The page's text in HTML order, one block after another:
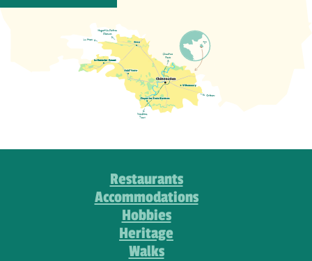
Restaurants
Accommodations
Hobbies
Heritage
Walks